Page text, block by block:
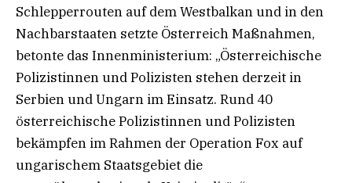
Schlepperrouten auf dem Westbalkan und in den
Nachbarstaaten setzte Österreich Maßnahmen,
betonte das Innenministerium: „Österreichische
Polizistinnen und Polizisten stehen derzeit in
Serbien und Ungarn im Einsatz. Rund 40
österreichische Polizistinnen und Polizisten
bekämpfen im Rahmen der Operation Fox auf
ungarischem Staatsgebiet die